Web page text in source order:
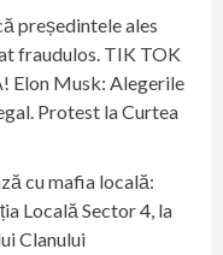
președintele ales
fraudulos. TIK TOK
Elon Musk: Alegerile
Protest la Curtea
cu mafia locală:
Locală Sector 4, la
Clanului